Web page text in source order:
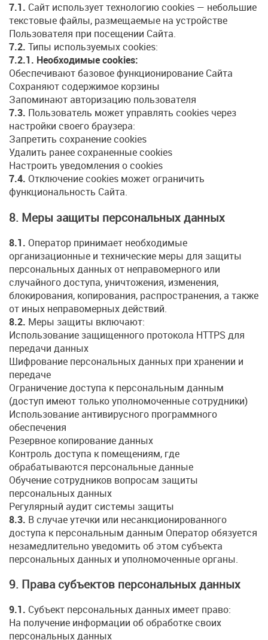
7.1. Сайт использует технологию cookies — небольшие
текстовые файлы, размещаемые на устройстве
Пользователя при посещении Сайта.
7.2. Типы используемых cookies:
7.2.1. Необходимые cookies:
Обеспечивают базовое функционирование Сайта
Сохраняют содержимое корзины
Запоминают авторизацию пользователя
7.3. Пользователь может управлять cookies через
настройки своего браузера:
Запретить сохранение cookies
Удалить ранее сохраненные cookies
Настроить уведомления о cookies
7.4. Отключение cookies может ограничить
функциональность Сайта.
8. Меры защиты персональных данных
8.1. Оператор принимает необходимые
организационные и технические меры для защиты
персональных данных от неправомерного или
случайного доступа, уничтожения, изменения,
блокирования, копирования, распространения, а также
от иных неправомерных действий.
8.2. Меры защиты включают:
Использование защищенного протокола HTTPS для
передачи данных
Шифрование персональных данных при хранении и
передаче
Ограничение доступа к персональным данным
(доступ имеют только уполномоченные сотрудники)
Использование антивирусного программного
обеспечения
Резервное копирование данных
Контроль доступа к помещениям, где
обрабатываются персональные данные
Обучение сотрудников вопросам защиты
персональных данных
Регулярный аудит системы защиты
8.3. В случае утечки или несанкционированного
доступа к персональным данным Оператор обязуется
незамедлительно уведомить об этом субъекта
персональных данных и уполномоченные органы.
9. Права субъектов персональных данных
9.1. Субъект персональных данных имеет право:
На получение информации об обработке своих
персональных данных